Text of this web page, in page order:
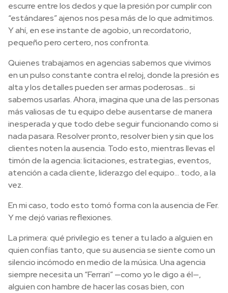
escurre entre los dedos y que la presión por cumplir con
“estándares” ajenos nos pesa más de lo que admitimos.
Y ahí, en ese instante de agobio, un recordatorio,
pequeño pero certero, nos confronta.
Quienes trabajamos en agencias sabemos que vivimos
en un pulso constante contra el reloj, donde la presión es
alta y los detalles pueden ser armas poderosas… si
sabemos usarlas. Ahora, imagina que una de las personas
más valiosas de tu equipo debe ausentarse de manera
inesperada y que todo debe seguir funcionando como si
nada pasara. Resolver pronto, resolver bien y sin que los
clientes noten la ausencia. Todo esto, mientras llevas el
timón de la agencia: licitaciones, estrategias, eventos,
atención a cada cliente, liderazgo del equipo… todo, a la
vez.
En mi caso, todo esto tomó forma con la ausencia de Fer.
Y me dejó varias reflexiones.
La primera: qué privilegio es tener a tu lado a alguien en
quien confías tanto, que su ausencia se siente como un
silencio incómodo en medio de la música. Una agencia
siempre necesita un “Ferrari” —como yo le digo a él—,
alguien con hambre de hacer las cosas bien, con